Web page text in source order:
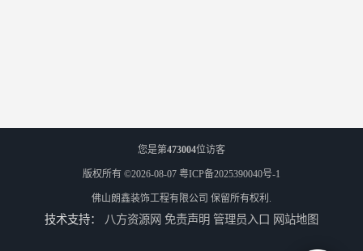
您是第473004位访客
版权所有 ©2026-08-07 粤ICP备2025390040号-1
佛山朗鑫装饰工程有限公司 保留所有权利.
技术支持： 八方资源网 免责声明 管理员入口 网站地图